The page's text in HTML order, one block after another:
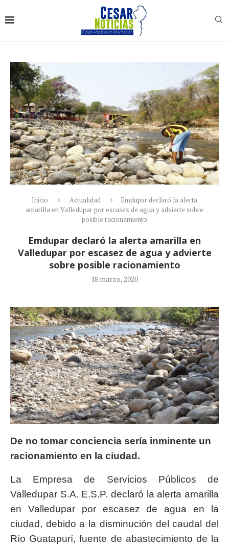
Inicio Actualidad
Emdupar declaró la alerta
amarilla en Valledupar por escasez de agua y advierte sobre
posible racionamiento
Emdupar declaró la alerta amarilla en
Valledupar por escasez de agua y advierte
sobre posible racionamiento
18 marzo, 2020
De no tomar conciencia sería inminente un
racionamiento en la ciudad.
La Empresa de Servicios Públicos de
Valledupar S.A. E.S.P. declaró la alerta amarilla
en Valledupar por escasez de agua en la
ciudad, debido a la disminución del caudal del
Río Guatapurí, fuente de abastecimiento de la